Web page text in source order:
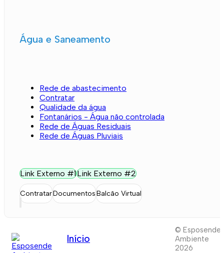
Água e Saneamento
Rede de abastecimento
Contratar
Qualidade da água
Fontanários - Água não controlada
Rede de Águas Residuais
Rede de Águas Pluviais
Link Externo #1Link Externo #2
ContratarDocumentosBalcão Virtual
Início
© Esposende
Ambiente
2026